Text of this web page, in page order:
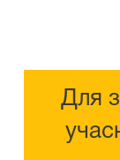
Для